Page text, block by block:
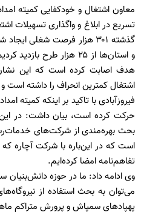
معاون اشتغال و خودکفایی کمیته
تسریع در ابلاغ و واگذاری تسهیلات
گذشته ۳۰۱ هزار فرصت شغلی
هدف اصابت کرده است که این
اشتغال کمترین انحراف را داشته
فیروزآبادی با تاکید بر اینکه کمیته
حرکت کرده است، بیان داشت: در این
بحث بهره‌مندی از شرکت‌‌های
است که در این‌باره با شرکت‌ آچاره
تفاهم‌نامه امضا کرده‌ایم.
وی ادامه داد: ما در حوزه
می‌توان به بحث استفاده از
پهپادهای سمپاش و پرورش متراکم